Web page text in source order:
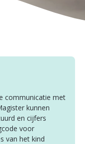
communicatie met
kunnen
en cijfers
voor
van het kind